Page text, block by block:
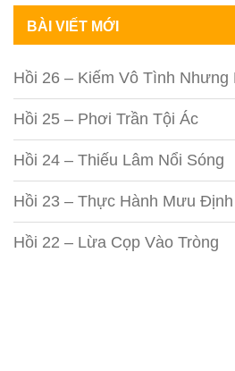
BÀI VIẾT MỚI
Hồi 26 – Kiếm Vô Tình
Hồi 25 – Phơi Trần Tội Ác
Hồi 24 – Thiếu Lâm Nổi Sóng
Hồi 23 – Thực Hành Mưu Định
Hồi 22 – Lừa Cọp Vào Tròng